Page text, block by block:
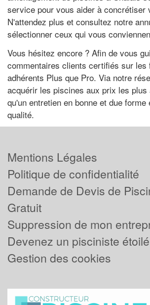
service pour vous aider à concrétiser
N'attendez plus et consultez notre
sélectionner ceux qui vous
Vous hésitez encore ? Afin de vous
commentaires clients certifiés sur les
adhérents Plus que Pro. Via notre
acquérir les piscines aux prix les
qu'un entretien en bonne et due forme
qualité.
Mentions Légales
Politique de confidentialité
Demande de Devis de
Gratuit
Suppression de mon
Devenez un pisciniste étoilé
Gestion des cookies